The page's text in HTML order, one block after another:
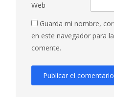
Web
Guarda mi nombre,
en este navegador para
comente.